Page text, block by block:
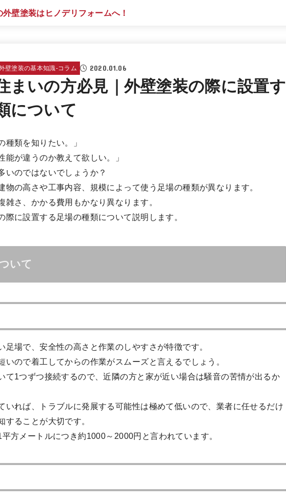
壁塗装の基本知識‐コラム 2020.01.06
まいの方必見｜外壁塗装の際に設置す
について
種類を知りたい。」
能が違うのか教えて欲しい。」
いのではないでしょうか？
物の高さや工事内容、規模によって使う足場の種類が異なります。
雑さ、かかる費用もかなり異なります。
際に設置する足場の種類について説明します。
いて
足場で、安全性の高さと作業のしやすさが特徴です。
いので着工してからの作業がスムーズと言えるでしょう。
て1つずつ接続するので、近隣の方と家が近い場合は騒音の苦情が出るか
いれば、トラブルに発展する可能性は極めて低いので、業者に任せるだけ
することが大切です。
方メートルにつき約1000～2000円と言われています。